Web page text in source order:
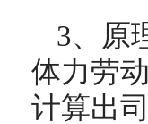
3、原
体力劳
计算出